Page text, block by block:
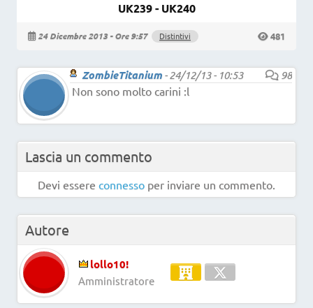
UK239 - UK240
24 Dicembre 2013 - Ore 9:57 Distintivi 481
ZombieTitanium -24/12/13 - 10:53
98
Non sono molto carini :l
Lascia un commento
Devi essere connesso per inviare un commento.
Autore
lollo10!
Amministratore